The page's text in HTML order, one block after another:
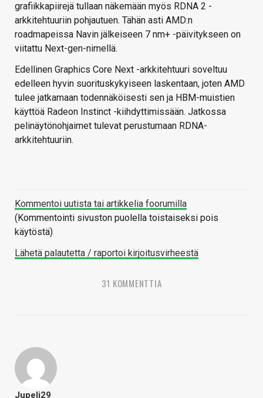
grafiikkapiirejä tullaan näkemään myös RDNA 2 -
arkkitehtuuriin pohjautuen. Tähän asti AMD:n
roadmapeissa Navin jälkeiseen 7 nm+ -päivitykseen on
viitattu Next-gen-nimellä.
Edellinen Graphics Core Next -arkkitehtuuri soveltuu
edelleen hyvin suorituskykyiseen laskentaan, joten AMD
tulee jatkamaan todennäköisesti sen ja HBM-muistien
käyttöä Radeon Instinct -kiihdyttimissään. Jatkossa
pelinäytönohjaimet tulevat perustumaan RDNA-
arkkitehtuuriin.
Kommentoi uutista tai artikkelia foorumilla
(Kommentointi sivuston puolella toistaiseksi pois
käytöstä)
Lähetä palautetta / raportoi kirjoitusvirheestä
31 KOMMENTTIA
Jupeli29